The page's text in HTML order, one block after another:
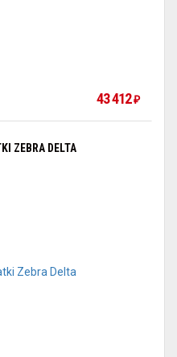
43 412₽
ZEBRA DELTA